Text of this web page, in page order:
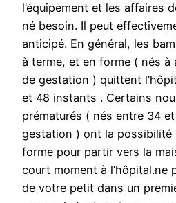
l’équipement et les affaires
né besoin. Il peut
anticipé. En général, les
à terme, et en forme ( nés à
de gestation ) quittent
et 48 instants . Certains
prématurés ( nés entre 34
gestation ) ont la possibilité
forme pour partir vers la
court moment à l’hôpital.ne
de votre petit dans un